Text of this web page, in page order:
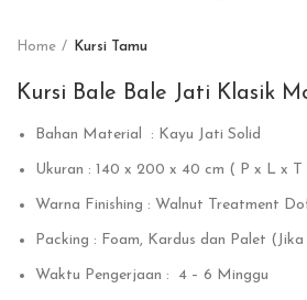
Home Kursi Tamu
Kursi Bale Bale Jati Klasik
Bahan Material : Kayu Jati Solid
Ukuran : 140 x 200 x 40 cm ( P x L x T
Warna Finishing : Walnut Treatment
Packing : Foam, Kardus dan Palet
Waktu Pengerjaan : 4 – 6 Minggu